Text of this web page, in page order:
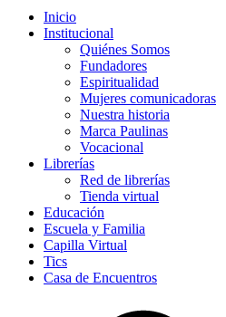
Inicio
Institucional
Quiénes Somos
Fundadores
Espiritualidad
Mujeres comunicadoras
Nuestra historia
Marca Paulinas
Vocacional
Librerías
Red de librerías
Tienda virtual
Educación
Escuela y Familia
Capilla Virtual
Tics
Casa de Encuentros